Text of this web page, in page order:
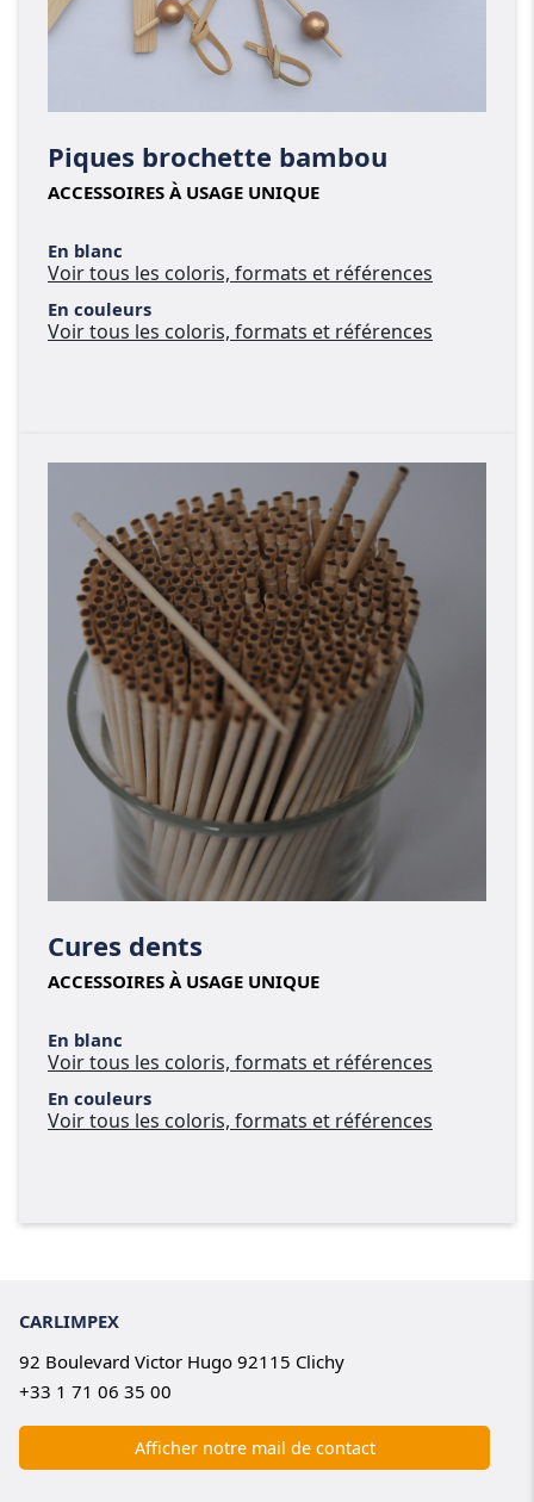
Piques brochette bambou
ACCESSOIRES À USAGE UNIQUE
En blanc
Voir tous les coloris, formats et références
En couleurs
Voir tous les coloris, formats et références
Cures dents
ACCESSOIRES À USAGE UNIQUE
En blanc
Voir tous les coloris, formats et références
En couleurs
Voir tous les coloris, formats et références
CARLIMPEX
92 Boulevard Victor Hugo 92115 Clichy
+33 1 71 06 35 00
Afficher notre mail de contact